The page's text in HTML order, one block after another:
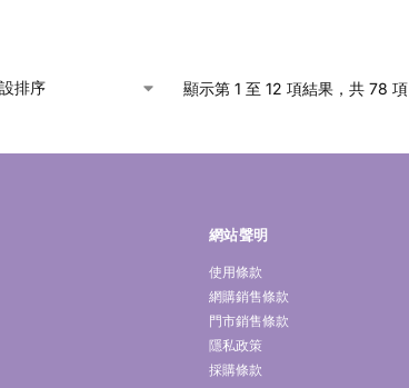
顯示第 1 至 12 項結果，共 78 項
網站聲明
使用條款
網購銷售條款
門市銷售條款
隱私政策
採購條款